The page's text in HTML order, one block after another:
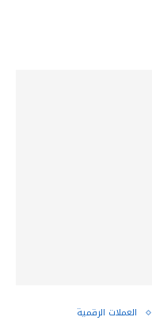
العملات الرقمية